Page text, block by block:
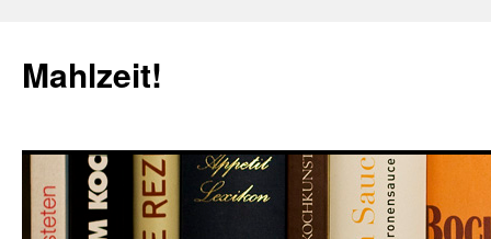
Mahlzeit!